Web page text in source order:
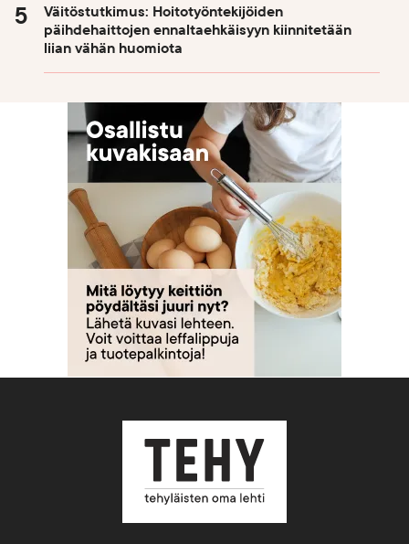
Väitöstutkimus: Hoitotyöntekijöiden
päihdehaittojen ennaltaehkäisyyn kiinnitetään
liian vähän huomiota